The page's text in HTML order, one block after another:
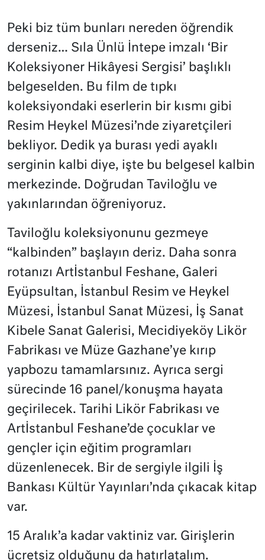
Peki biz tüm bunları nereden öğrendik
derseniz… Sıla Ünlü İntepe imzalı ‘Bir
Koleksiyoner Hikâyesi Sergisi’ başlıklı
belgeselden. Bu film de tıpkı
koleksiyondaki eserlerin bir kısmı gibi
Resim Heykel Müzesi’nde ziyaretçileri
bekliyor. Dedik ya burası yedi ayaklı
serginin kalbi diye, işte bu belgesel kalbin
merkezinde. Doğrudan Taviloğlu ve
yakınlarından öğreniyoruz.
Taviloğlu koleksiyonunu gezmeye
“kalbinden” başlayın deriz. Daha sonra
rotanızı Artİstanbul Feshane, Galeri
Eyüpsultan, İstanbul Resim ve Heykel
Müzesi, İstanbul Sanat Müzesi, İş Sanat
Kibele Sanat Galerisi, Mecidiyeköy Likör
Fabrikası ve Müze Gazhane’ye kırıp
yapbozu tamamlarsınız. Ayrıca sergi
sürecinde 16 panel/konuşma hayata
geçirilecek. Tarihi Likör Fabrikası ve
Artİstanbul Feshane’de çocuklar ve
gençler için eğitim programları
düzenlenecek. Bir de sergiyle ilgili İş
Bankası Kültür Yayınları’nda çıkacak kitap
var.
15 Aralık’a kadar vaktiniz var. Girişlerin
ücretsiz olduğunu da hatırlatalım.